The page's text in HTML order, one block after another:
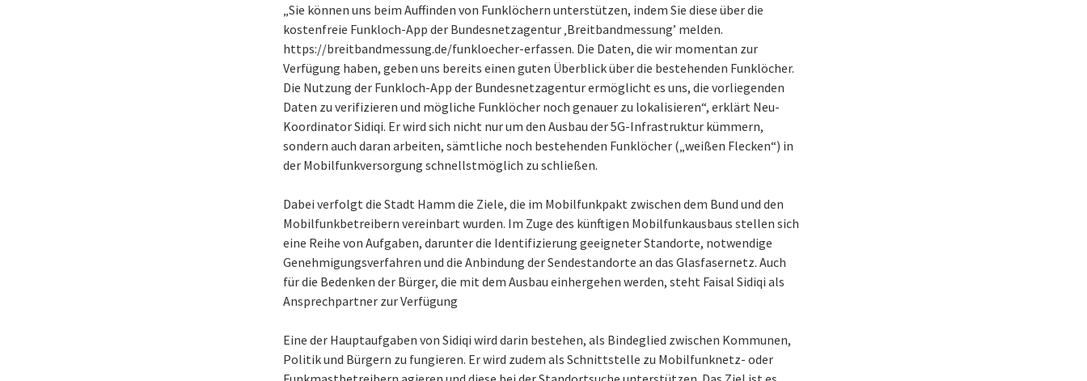
„Sie können uns beim Auffinden von Funklöchern unterstützen, indem Sie diese über die
kostenfreie Funkloch-App der Bundesnetzagentur ‚Breitbandmessung’ melden.
https://breitbandmessung.de/funkloecher-erfassen. Die Daten, die wir momentan zur
Verfügung haben, geben uns bereits einen guten Überblick über die bestehenden Funklöcher.
Die Nutzung der Funkloch-App der Bundesnetzagentur ermöglicht es uns, die vorliegenden
Daten zu verifizieren und mögliche Funklöcher noch genauer zu lokalisieren“, erklärt Neu-
Koordinator Sidiqi. Er wird sich nicht nur um den Ausbau der 5G-Infrastruktur kümmern,
sondern auch daran arbeiten, sämtliche noch bestehenden Funklöcher („weißen Flecken“) in
der Mobilfunkversorgung schnellstmöglich zu schließen.
Dabei verfolgt die Stadt Hamm die Ziele, die im Mobilfunkpakt zwischen dem Bund und den
Mobilfunkbetreibern vereinbart wurden. Im Zuge des künftigen Mobilfunkausbaus stellen sich
eine Reihe von Aufgaben, darunter die Identifizierung geeigneter Standorte, notwendige
Genehmigungsverfahren und die Anbindung der Sendestandorte an das Glasfasernetz. Auch
für die Bedenken der Bürger, die mit dem Ausbau einhergehen werden, steht Faisal Sidiqi als
Ansprechpartner zur Verfügung
Eine der Hauptaufgaben von Sidiqi wird darin bestehen, als Bindeglied zwischen Kommunen,
Politik und Bürgern zu fungieren. Er wird zudem als Schnittstelle zu Mobilfunknetz- oder